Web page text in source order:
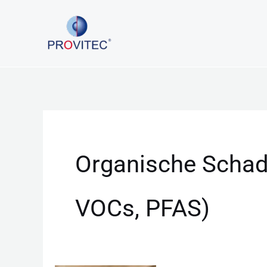
Organische
VOCs, PFAS)